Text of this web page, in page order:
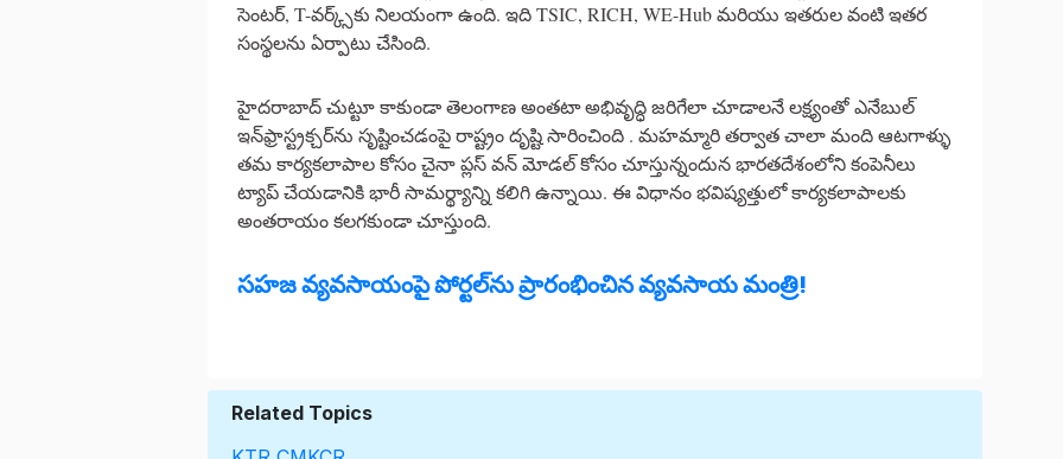
సెంటర్, T-వర్క్స్‌కు నిలయంగా ఉంది. ఇది TSIC, RICH, WE-Hub మరియు ఇతరుల వంటి ఇతర
సంస్థలను ఏర్పాటు చేసింది.
హైదరాబాద్ చుట్టూ కాకుండా తెలంగాణ అంతటా అభివృద్ధి జరిగేలా చూడాలనే లక్ష్యంతో ఎనేబుల్
ఇన్‌ఫ్రాస్ట్రక్చర్‌ను సృష్టించడంపై రాష్ట్రం దృష్టి సారించింది . మహమ్మారి తర్వాత చాలా మంది ఆటగాళ్ళు
తమ కార్యకలాపాల కోసం చైనా ప్లస్ వన్ మోడల్ కోసం చూస్తున్నందున భారతదేశంలోని కంపెనీలు
ట్యాప్ చేయడానికి భారీ సామర్థ్యాన్ని కలిగి ఉన్నాయి. ఈ విధానం భవిష్యత్తులో కార్యకలాపాలకు
అంతరాయం కలగకుండా చూస్తుంది.
సహజ వ్యవసాయంపై పోర్టల్‌ను ప్రారంభించిన వ్యవసాయ మంత్రి!
Related Topics